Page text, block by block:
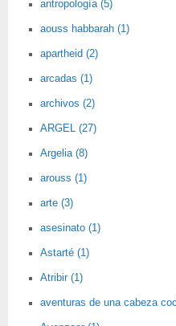
antropología (5)
aouss habbarah (1)
apartheid (2)
arcadas (1)
archivos (2)
ARGEL (27)
Argelia (8)
arouss (1)
arte (3)
asesinato (1)
Astarté (1)
Atribir (1)
aventuras de una cabeza